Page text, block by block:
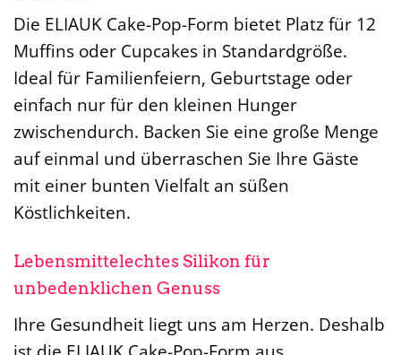
Die ELIAUK Cake-Pop-Form bietet Platz für 12
Muffins oder Cupcakes in Standardgröße.
Ideal für Familienfeiern, Geburtstage oder
einfach nur für den kleinen Hunger
zwischendurch. Backen Sie eine große Menge
auf einmal und überraschen Sie Ihre Gäste
mit einer bunten Vielfalt an süßen
Köstlichkeiten.
Lebensmittelechtes Silikon für
unbedenklichen Genuss
Ihre Gesundheit liegt uns am Herzen. Deshalb